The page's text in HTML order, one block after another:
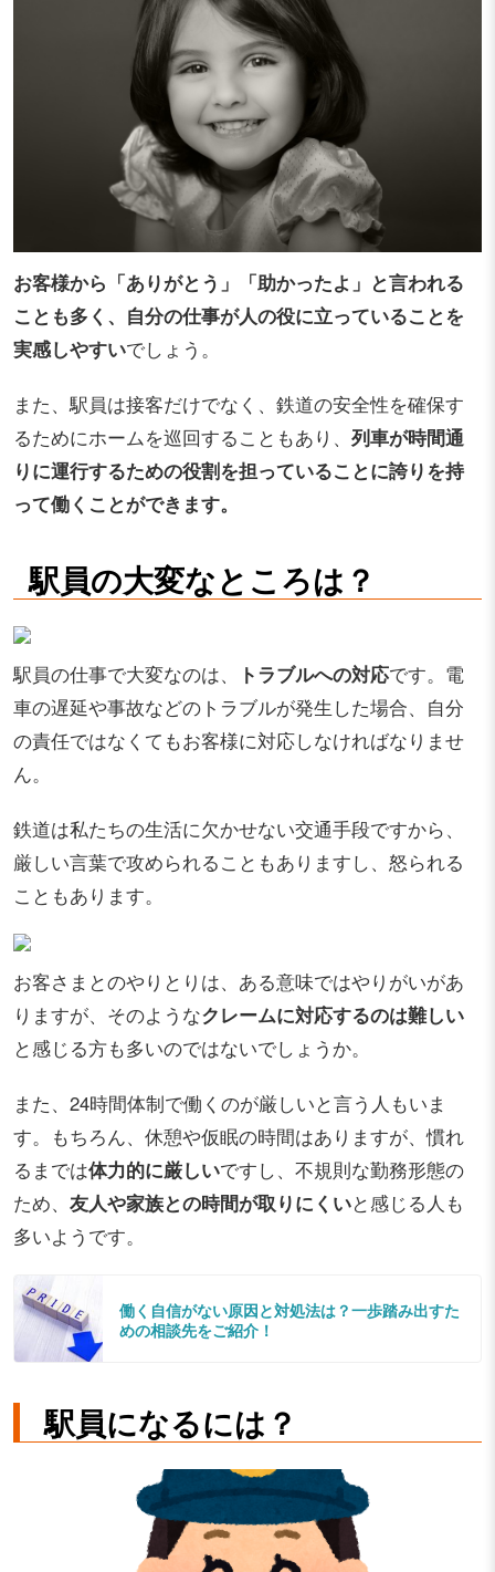
お客様から「ありがとう」「助かったよ」と言われる
ことも多く、自分の仕事が人の役に立っていることを
実感しやすいでしょう。
また、駅員は接客だけでなく、鉄道の安全性を確保す
るためにホームを巡回することもあり、 列車が時間通
りに運行するための役割を担っていることに誇りを持
って働くことができます。
駅員の大変なところは？
駅員の仕事で大変なのは、 トラブルへの対応です。電
車の遅延や事故などのトラブルが発生した場合、自分
の責任ではなくてもお客様に対応しなければなりませ
ん。
鉄道は私たちの生活に欠かせない交通手段ですから、
厳しい言葉で攻められることもありますし、怒られる
こともあります。
お客さまとのやりとりは、ある意味ではやりがいがあ
りますが、そのようなクレームに対応するのは難しい
と感じる方も多いのではないでしょうか。
また、24時間体制で働くのが厳しいと言う人もいま
す。もちろん、休憩や仮眠の時間はありますが、慣れ
るまでは体力的に厳しいですし、不規則な勤務形態の
ため、 友人や家族との時間が取りにくいと感じる人も
多いようです。
働く自信がない原因と対処法は？一歩踏み出すた
めの相談先をご紹介！
駅員になるには？